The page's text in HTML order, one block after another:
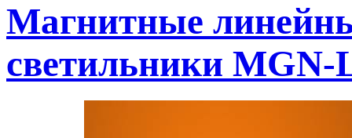
Магнитные
светильники MGN-